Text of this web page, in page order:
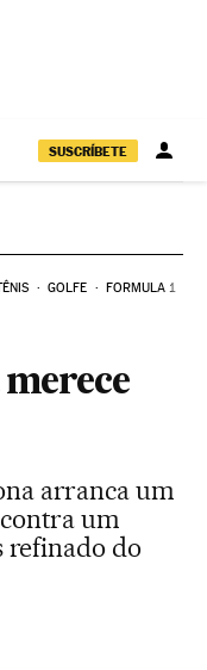
SUSCRÍBETE
GOLFE FORMULA 1
arranca um
um
refinado do